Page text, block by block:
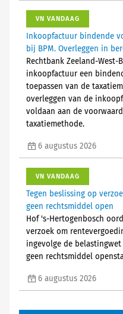
VN VANDAAG
Inkoopfactuur bindende
bij BPM. Overleggen in
Rechtbank Zeeland-
inkoopfactuur een
toepassen van de
overleggen van de
voldaan aan de
taxatiemethode.
6 augustus 2026
VN VANDAAG
Tegen beslissing op
geen rechtsmiddel open
Hof 's-Hertogenbosch
verzoek om
ingevolge de
geen rechtsmiddel
6 augustus 2026